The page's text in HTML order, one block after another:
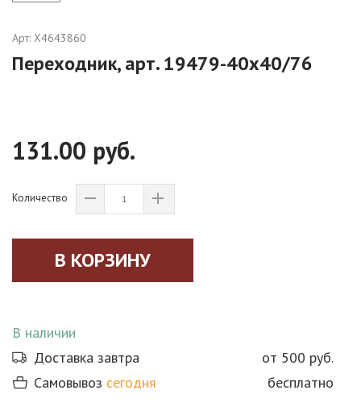
Арт: X4643860
Переходник, арт. 19479-40х40/76
131.00 руб.
Количество
В наличии
Доставка завтра
от 500 руб.
Самовывоз сегодня бесплатно